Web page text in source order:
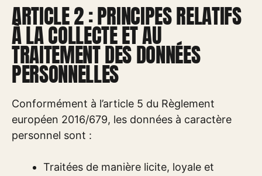
ARTICLE 2 : PRINCIPES RELATIFS
À LA COLLECTE ET AU
TRAITEMENT DES DONNÉES
PERSONNELLES
Conformément à l’article 5 du Règlement
européen 2016/679, les données à caractère
personnel sont :
Traitées de manière licite, loyale et